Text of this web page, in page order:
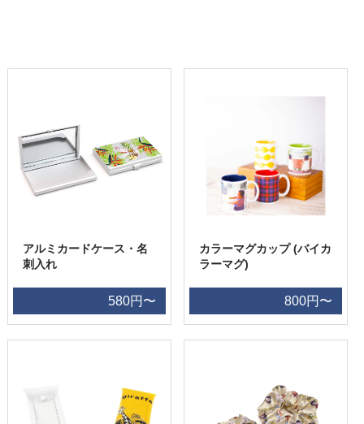
アルミカードケース・名
刺入れ
580円〜
カラーマグカップ (バイカ
ラーマグ)
800円〜